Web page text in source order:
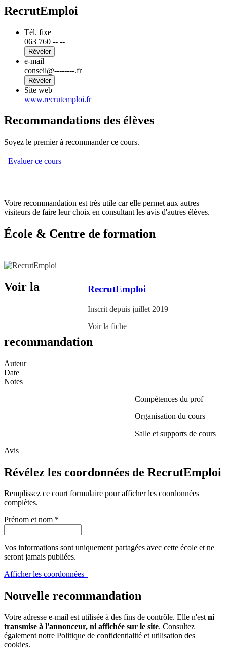
RecrutEmploi
Tél. fixe
063 760 -- --
Révéler
e-mail
conseil@--------.fr
Révéler
Site web
www.recrutemploi.fr
Recommandations des élèves
Soyez le premier à recommander ce cours.
Evaluer ce cours
Votre recommandation est très utile car elle permet aux autres
visiteurs de faire leur choix en consultant les avis d'autres élèves.
École & Centre de formation
RecrutEmploi
Inscrit depuis juillet 2019
Voir la fiche
Voir la
recommandation
Auteur
Date
Notes
Compétences du prof
Organisation du cours
Salle et supports de cours
Avis
Révélez les coordonnées de RecrutEmploi
Remplissez ce court formulaire pour afficher les coordonnées
complètes.
Prénom et nom *
Vos informations sont uniquement partagées avec cette école et ne
seront jamais publiées.
Afficher les coordonnées
Nouvelle recommandation
Votre adresse e-mail est utilisée à des fins de contrôle. Elle n'est ni
transmise à l'annonceur, ni affichée sur le site. Consultez
également notre Politique de confidentialité et utilisation des
cookies.